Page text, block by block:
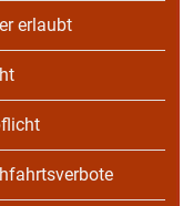
erlaubt